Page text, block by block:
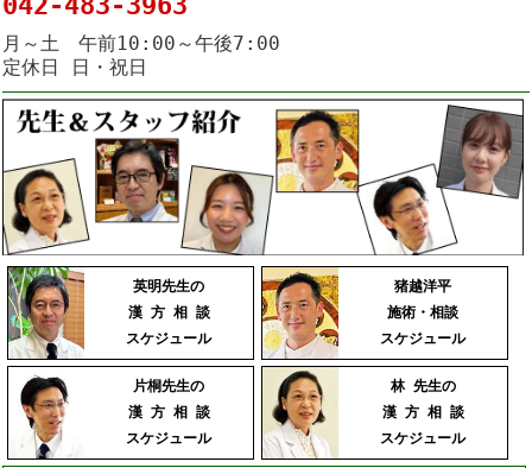
月～土 午前10:00～午後7:00
定休日 日・祝日
英明先生の
漢 方 相 談
スケジュール
猪越洋平
施術・相談
スケジュール
片桐先生の
漢 方 相 談
スケジュール
林 先生の
漢 方 相 談
スケジュール